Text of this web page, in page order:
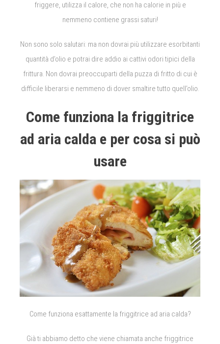
friggere, utilizza il calore, che non ha calorie in più e
nemmeno contiene grassi saturi!
Non sono solo salutari: ma non dovrai più utilizzare esorbitanti
quantità d’olio e potrai dire addio ai cattivi odori tipici della
frittura. Non dovrai preoccuparti della puzza di fritto di cui è
difficile liberarsi e nemmeno di dover smaltire tutto quell’olio.
Come funziona la friggitrice
ad aria calda e per cosa si può
usare
Come funziona esattamente la friggitrice ad aria calda?
Già ti abbiamo detto che viene chiamata anche friggitrice